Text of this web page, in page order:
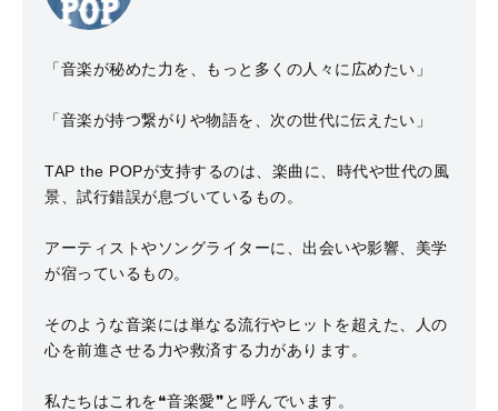
「音楽が秘めた力を、もっと多くの人々に広めたい」
「音楽が持つ繋がりや物語を、次の世代に伝えたい」
TAP the POPが支持するのは、楽曲に、時代や世代の風
景、試行錯誤が息づいているもの。
アーティストやソングライターに、出会いや影響、美学
が宿っているもの。
そのような音楽には単なる流行やヒットを超えた、人の
心を前進させる力や救済する力があります。
私たちはこれを❝音楽愛❞と呼んでいます。